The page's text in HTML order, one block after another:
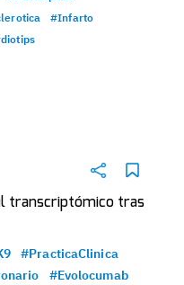
#Infarto
transcriptómico tras
#PracticaClinica
#Evolocumab